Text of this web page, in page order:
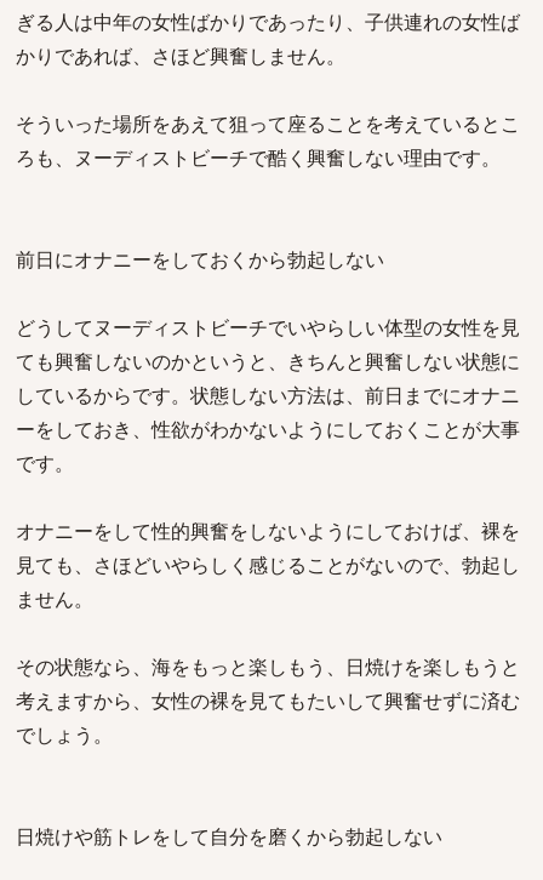
ぎる人は中年の女性ばかりであったり、子供連れの女性ば
かりであれば、さほど興奮しません。
そういった場所をあえて狙って座ることを考えているとこ
ろも、ヌーディストビーチで酷く興奮しない理由です。
前日にオナニーをしておくから勃起しない
どうしてヌーディストビーチでいやらしい体型の女性を見
ても興奮しないのかというと、きちんと興奮しない状態に
しているからです。状態しない方法は、前日までにオナニ
ーをしておき、性欲がわかないようにしておくことが大事
です。
オナニーをして性的興奮をしないようにしておけば、裸を
見ても、さほどいやらしく感じることがないので、勃起し
ません。
その状態なら、海をもっと楽しもう、日焼けを楽しもうと
考えますから、女性の裸を見てもたいして興奮せずに済む
でしょう。
日焼けや筋トレをして自分を磨くから勃起しない